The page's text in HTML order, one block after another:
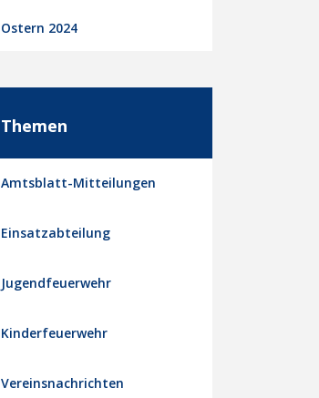
Ostern 2024
Themen
Amtsblatt-Mitteilungen
Einsatzabteilung
Jugendfeuerwehr
Kinderfeuerwehr
Vereinsnachrichten